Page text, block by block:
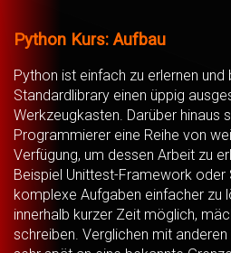
Python Kurs: Aufbau
Python ist einfach zu erlernen
Standardlibrary einen üppig
Werkzeugkasten. Darüber hinaus
Programmierer eine Reihe von
Verfügung, um dessen Arbeit zu
Beispiel Unittest-Framework oder
komplexe Aufgaben einfacher zu
innerhalb kurzer Zeit möglich,
schreiben. Verglichen mit